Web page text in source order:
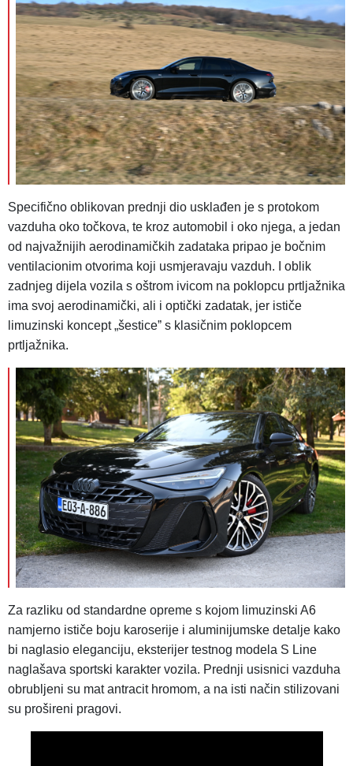
Specifično oblikovan prednji dio usklađen je s protokom
vazduha oko točkova, te kroz automobil i oko njega, a jedan
od najvažnijih aerodinamičkih zadataka pripao je bočnim
ventilacionim otvorima koji usmjeravaju vazduh. I oblik
zadnjeg dijela vozila s oštrom ivicom na poklopcu prtljažnika
ima svoj aerodinamički, ali i optički zadatak, jer ističe
limuzinski koncept „šesticeˮ s klasičnim poklopcem
prtljažnika.
Za razliku od standardne opreme s kojom limuzinski A6
namjerno ističe boju karoserije i aluminijumske detalje kako
bi naglasio eleganciju, eksterijer testnog modela S Line
naglašava sportski karakter vozila. Prednji usisnici vazduha
obrubljeni su mat antracit hromom, a na isti način stilizovani
su prošireni pragovi.